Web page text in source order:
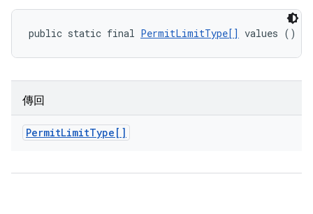
public static final PermitLimitType[] values ()
傳回
PermitLimitType[]